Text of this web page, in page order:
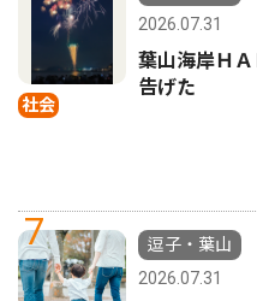
社会
2026.07.31
葉山海岸Ｈ
告げた
7
逗子・葉山
2026.07.31